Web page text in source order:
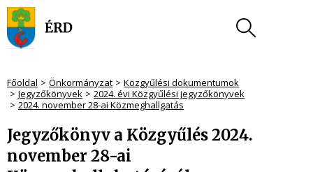
Főoldal Önkormányzat
Közgyűlési dokumentumok
Jegyzőkönyvek
2024. évi Közgyűlési jegyzőkönyvek
2024. november 28-ai Közmeghallgatás
Jegyzőkönyv a Közgyűlés 2024.
november 28-ai